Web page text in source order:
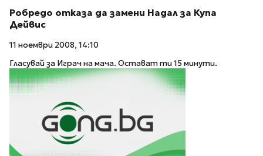
Робредо отказа да замени Надал за Купа
Дейвис
11 ноември 2008, 14:10
Гласувай за Играч на мача. Остават ти 15 минути.